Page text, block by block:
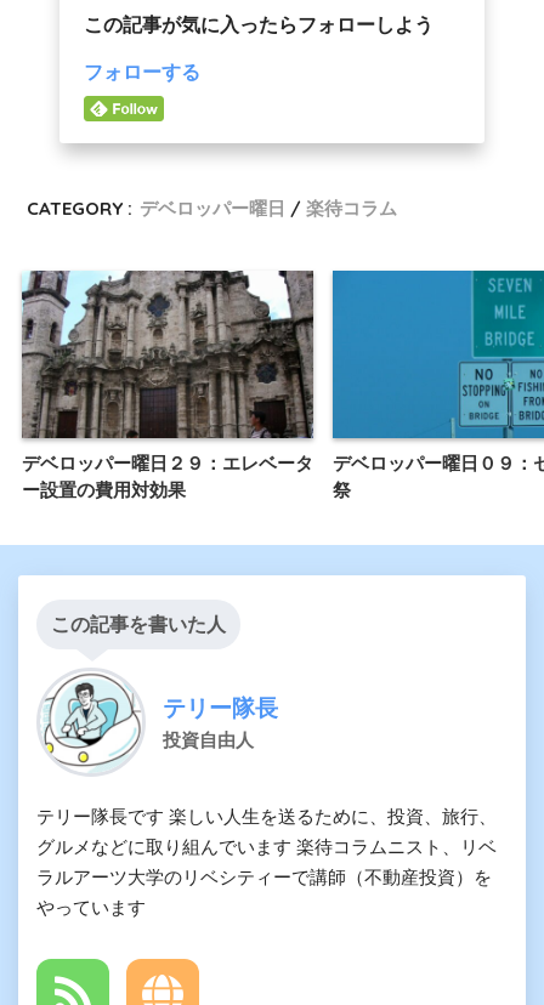
この記事が気に入ったらフォローしよう
フォローする
CATEGORY : デベロッパー曜日 楽待コラム
デベロッパー曜日２９：エレベータ
ー設置の費用対効果
デベロッパー曜日０９：
祭
この記事を書いた人
テリー隊長
投資自由人
テリー隊長です 楽しい人生を送るために、投資、旅行、
グルメなどに取り組んでいます 楽待コラムニスト、リベ
ラルアーツ大学のリベシティーで講師（不動産投資）を
やっています